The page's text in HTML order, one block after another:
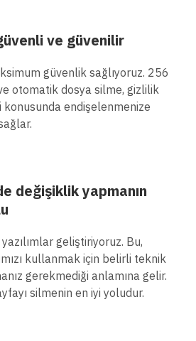
ve güvenilir
güvenlik sağlıyoruz. 256
otomatik dosya silme, gizlilik
konusunda endişelenmenize
değişiklik yapmanın
geliştiriyoruz. Bu,
kullanmak için belirli teknik
gerekmediği anlamına gelir.
silmenin en iyi yoludur.